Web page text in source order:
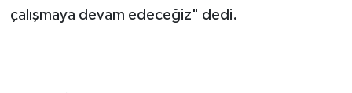
çalışmaya devam edeceğiz" dedi.